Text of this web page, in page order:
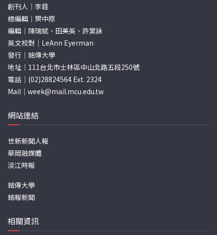
創刊人｜李銓
總編輯｜樊中原
編輯｜陳瑞斌、田美英、許棠詠
英文校對｜LeAnn Eyerman
發行｜銘傳大學
地址｜111台北市士林區中山北路五段250號
電話｜(02)28824564 Ext. 2324
Mail｜ week@mail.mcu.edu.tw
網站連結
世新新聞人報
華岡融媒體
淡江時報
銘傳大學
銘報新聞
相關資訊